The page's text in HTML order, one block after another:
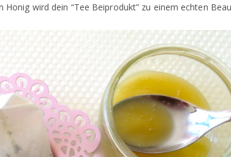
wird dein “Tee Beiprodukt” zu einem echten